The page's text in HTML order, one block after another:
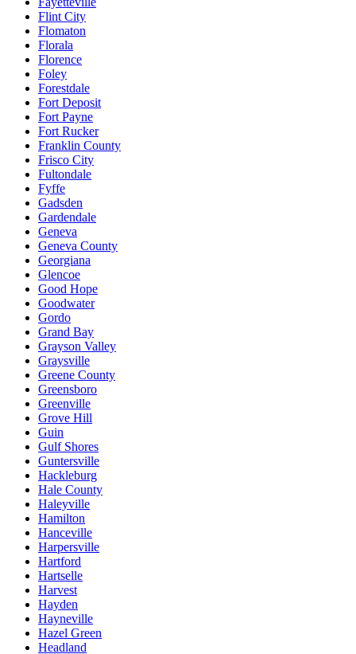
Flint City
Flomaton
Florala
Florence
Foley
Forestdale
Fort Deposit
Fort Payne
Fort Rucker
Franklin County
Frisco City
Fultondale
Fyffe
Gadsden
Gardendale
Geneva
Geneva County
Georgiana
Glencoe
Good Hope
Goodwater
Gordo
Grand Bay
Grayson Valley
Graysville
Greene County
Greensboro
Greenville
Grove Hill
Guin
Gulf Shores
Guntersville
Hackleburg
Hale County
Haleyville
Hamilton
Hanceville
Harpersville
Hartford
Hartselle
Harvest
Hayden
Hayneville
Hazel Green
Headland